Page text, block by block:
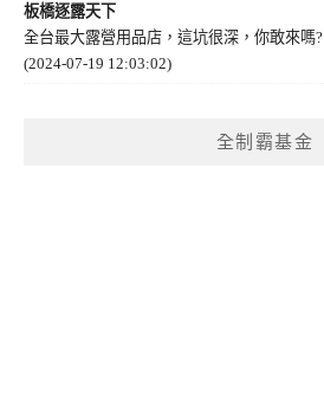
板橋逐露天下
全台最大露營用品店，這坑很深，你敢來嗎?
(2024-07-19 12:03:02)
全制霸基金